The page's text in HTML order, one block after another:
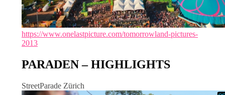
https://www.onelastpicture.com/tomorrowland-pictures-
2013
PARADEN – HIGHLIGHTS
StreetParade Zürich